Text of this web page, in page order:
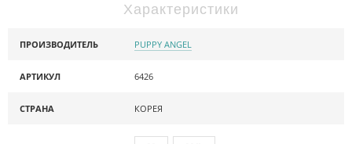
Характеристики
ПРОИЗВОДИТЕЛЬ PUPPY ANGEL
АРТИКУЛ 6426
СТРАНА КОРЕЯ